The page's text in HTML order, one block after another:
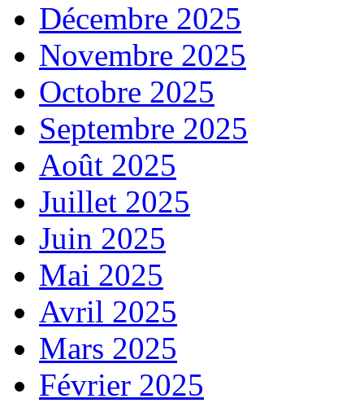
Décembre 2025
Novembre 2025
Octobre 2025
Septembre 2025
Août 2025
Juillet 2025
Juin 2025
Mai 2025
Avril 2025
Mars 2025
Février 2025